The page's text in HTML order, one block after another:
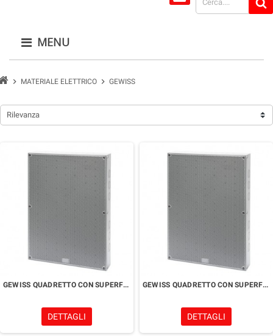
MENU
chevron_right MATERIALE ELETTRICO chevron_right GEWISS
Rilevanza
GEWISS QUADRETTO CON SUPERFICIE LISCIA ED ALVEOLARE 400X300X80
DETTAGLI
GEWISS QUADRETTO CON SUPERFICIE LISCIA ED ALVEOLARE 400X300X60
DETTAGLI